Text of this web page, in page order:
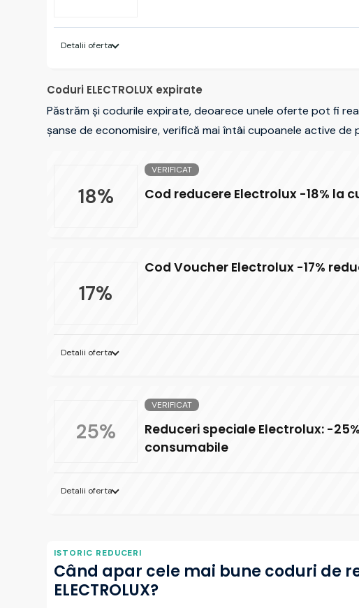
Detalii oferta
Coduri ELECTROLUX expirate
Păstrăm și codurile expirate, deoarece unele oferte pot fi
șanse de economisire, verifică mai întâi cupoanele active de
18%
VERIFICAT
Cod reducere Electrolux -18% la
17%
Cod Voucher Electrolux -17%
Detalii oferta
25%
VERIFICAT
Reduceri speciale Electrolux: -
consumabile
Detalii oferta
ISTORIC REDUCERI
Când apar cele mai bune coduri de
ELECTROLUX?